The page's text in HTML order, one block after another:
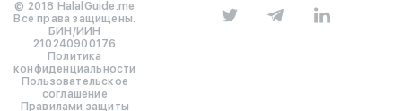
© 2018 HalalGuide.me
Все права защищены.
БИН/ИИН
210240900176
Политика
конфиденциальности
Пользовательское
соглашение
Правилами защиты